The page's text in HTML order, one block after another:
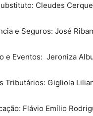
Cleudes
e Seguros: José
e Eventos: Jeroniza
Tributários: Gigliola
Flávio Emílio